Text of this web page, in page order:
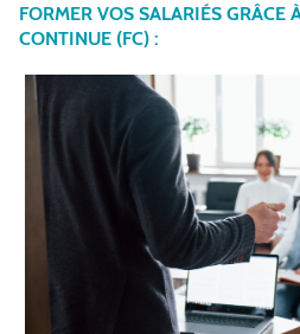
FORMER VOS SALARIÉS GRÂCE
CONTINUE (FC) :